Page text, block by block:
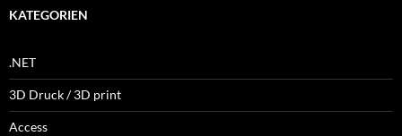
KATEGORIEN
.NET
3D Druck / 3D print
Access